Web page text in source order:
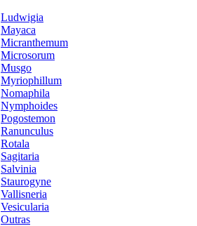
Ludwigia
Mayaca
Micranthemum
Microsorum
Musgo
Myriophillum
Nomaphila
Nymphoides
Pogostemon
Ranunculus
Rotala
Sagitaria
Salvinia
Staurogyne
Vallisneria
Vesicularia
Outras